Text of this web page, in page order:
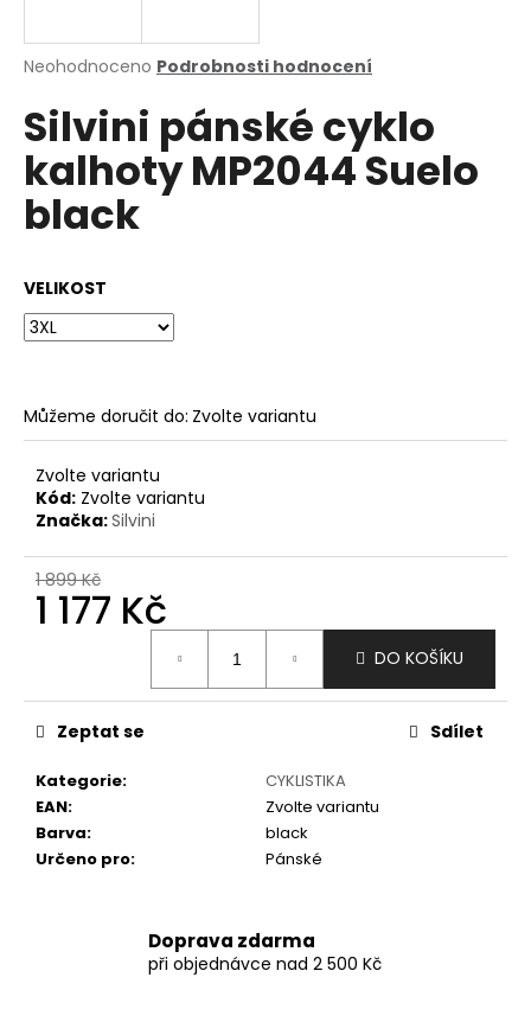
Průměrné
produktu
je
0,0
5
hvězdiček.
Neohodnoceno Podrobnosti hodnocení
Silvini pánské cyklo
kalhoty MP2044 Suelo
black
VELIKOST
Můžeme doručit do: Zvolte variantu
Zvolte variantu
Kód: Zvolte variantu
Značka:Silvini
1 899 Kč
1 177 Kč
DO KOŠÍKU
Kategorie:
CYKLISTIKA
EAN:
Zvolte variantu
Barva:
black
Určeno pro: Pánské
Zeptat se Sdílet
Doprava zdarma
při objednávce nad 2 500 Kč
j
t
?
o
p
u
č
u